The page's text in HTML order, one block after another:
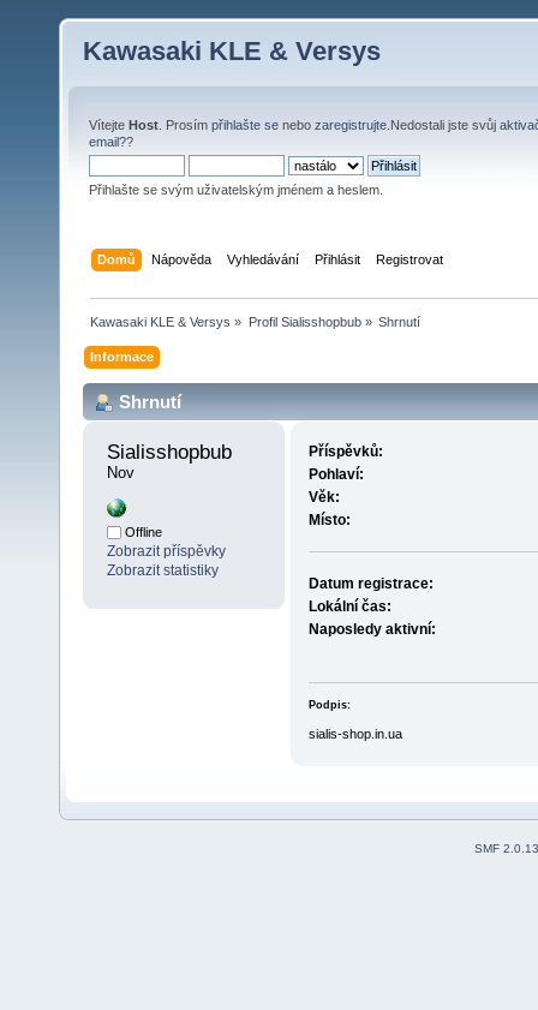
Kawasaki KLE & Versys
Vítejte Host . Prosím přihlašte se nebo zaregistrujte .Nedostali jste svůj
email??
Přihlašte se svým uživatelským jménem a heslem.
Domů Nápověda Vyhledávání Přihlásit Registrovat
Kawasaki KLE & Versys » Profil Sialisshopbub» Shrnutí
Informace
Shrnutí
Sialisshopbub
Nov
Offline
Zobrazit příspěvky
Zobrazit statistiky
Příspěvků:
Pohlaví:
Věk:
Místo:
Datum registrace:
Lokální čas:
Naposledy aktivní:
Podpis:
sialis-shop.in.ua
SMF 2.0.13